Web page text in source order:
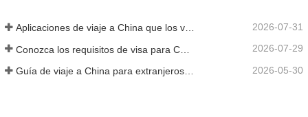
Aplicaciones de viaje a China que los visitantes extranjeros realmente necesitan en 2026 2026-07-31
2026-07-29
2026-05-30